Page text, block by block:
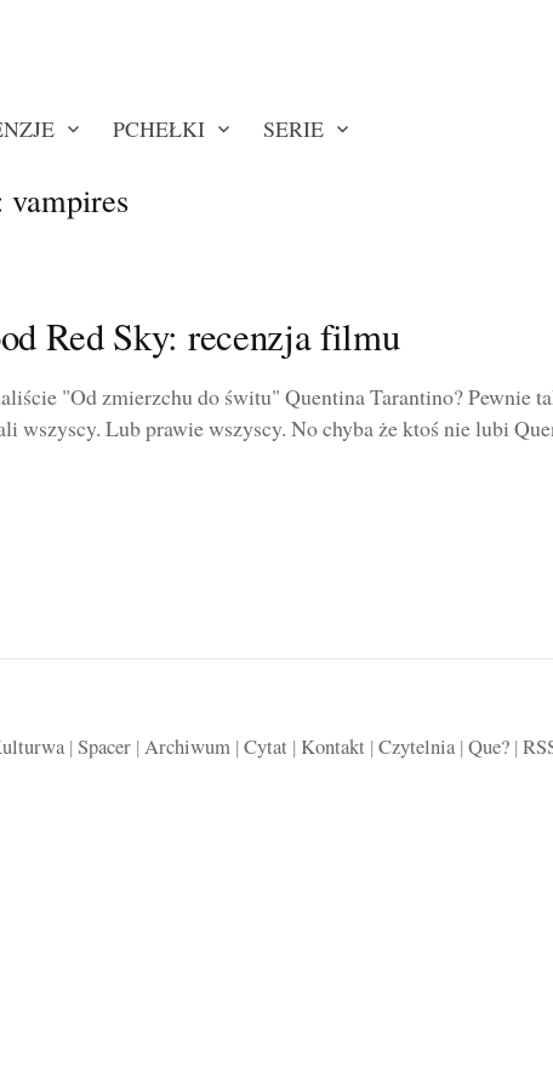
PCHEŁKI SERIE
vampires
Red Sky: recenzja filmu
"Od zmierzchu do świtu" Quentina Tarantino? Pewnie
wszyscy. Lub prawie wszyscy. No chyba że ktoś nie lubi
| Spacer| Archiwum| Cytat| Kontakt| Czytelnia| Que?|